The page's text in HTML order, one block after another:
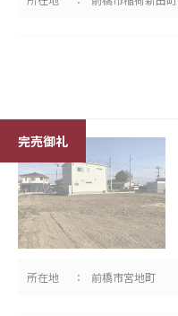
所在地 前橋市宮地町